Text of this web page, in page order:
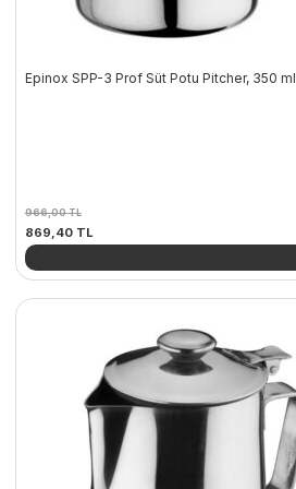
Epinox SPP-3 Prof Süt Potu Pitcher, 350 ml
966,00TL
Orijinal
fiyat:
966,00 TL.
869,40 TLŞu
fiyat: